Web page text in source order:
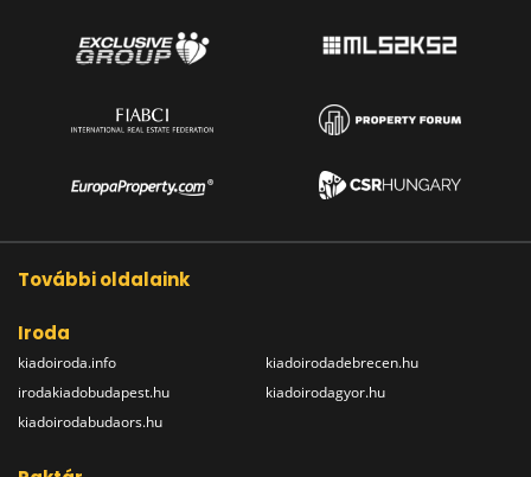
További oldalaink
Iroda
kiadoiroda.info
irodakiadobudapest.hu
kiadoirodabudaors.hu
kiadoirodadebrecen.hu
kiadoirodagyor.hu